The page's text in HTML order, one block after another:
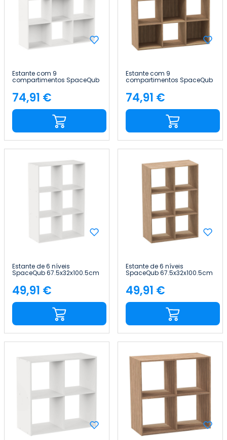
Estante com 9
compartimentos SpaceQub
100.5x32x100.5cm 7house
Preço
74,91 €
Estante com 9
compartimentos SpaceQub
100.5x32x100.5cm 7house
Preço
74,91 €
Estante de 6 níveis
SpaceQub 67.5x32x100.5cm
7house
Preço
49,91 €
Estante de 6 níveis
SpaceQub 67.5x32x100.5cm
7house
Preço
49,91 €